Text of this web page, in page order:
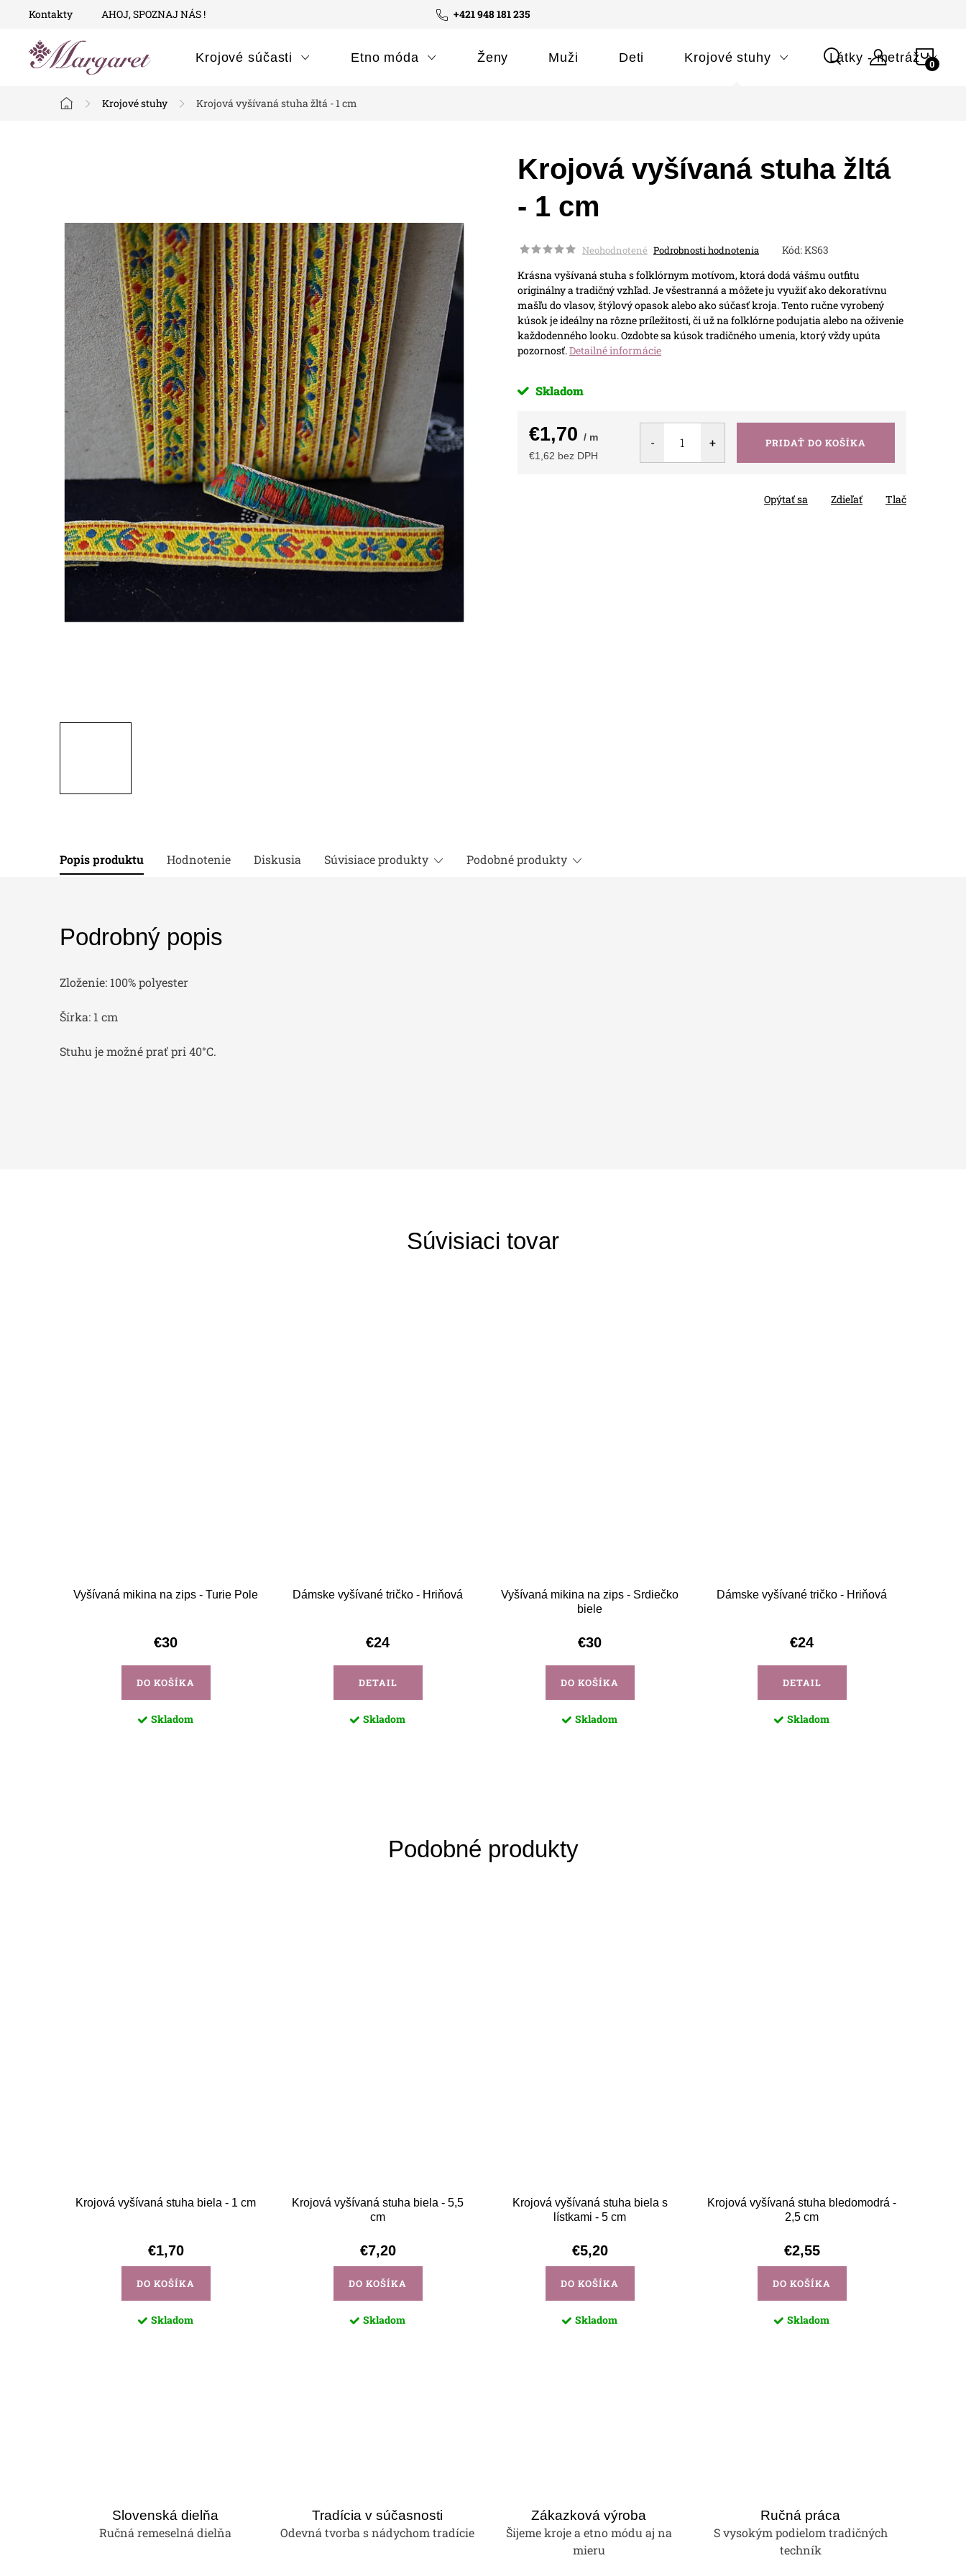
Prejsť
+421 948 181 235
Kontakty AHOJ, SPOZNAJ NÁS !
Krojové súčasti Etno móda Ženy Muži Deti Krojové stuhy Látky - metráž
Domov
Krojové stuhy Krojová vyšívaná stuha žltá - 1 cm
Krojová vyšívaná stuha žltá
- 1 cm
Neohodnotené Podrobnosti hodnotenia Kód:KS63
Krásna vyšívaná stuha s folklórnym motívom, ktorá dodá vášmu outfitu
originálny a tradičný vzhľad. Je všestranná a môžete ju využiť ako dekoratívnu
mašľu do vlasov, štýlový opasok alebo ako súčasť kroja. Tento ručne vyrobený
kúsok je ideálny na rôzne príležitosti, či už na folklórne podujatia alebo na oživenie
každodenného looku. Ozdobte sa kúsok tradičného umenia, ktorý vždy upúta
pozornosť.Detailné informácie
Skladom
€1,70 / m
€1,62 bez DPH
PRIDAŤ DO KOŠÍKA
Tlač
Opýtať sa Zdieľať
Popis produktu Hodnotenie Diskusia Súvisiace produkty Podobné produkty
Podrobný popis
Zloženie: 100% polyester
Šírka: 1 cm
Stuhu je možné prať pri 40°C.
Súvisiaci tovar
Vyšívaná mikina na zips - Turie Pole
€30
DO KOŠÍKA
Skladom
Dámske vyšívané tričko - Hriňová
€24
DETAIL
Skladom
Vyšívaná mikina na zips - Srdiečko
biele
€30
DO KOŠÍKA
Skladom
Dámske vyšívané tričko - Hriňová
€24
DETAIL
Skladom
Krojová vyšívaná stuha biela - 1 cm
€1,70
DO KOŠÍKA
Skladom
Krojová vyšívaná stuha biela - 5,5
cm
€7,20
DO KOŠÍKA
Skladom
Krojová vyšívaná stuha biela s
lístkami - 5 cm
€5,20
DO KOŠÍKA
Skladom
Krojová vyšívaná stuha bledomodrá -
2,5 cm
€2,55
DO KOŠÍKA
Skladom
Slovenská dielňa
Ručná remeselná dielňa
Tradícia v súčasnosti
Odevná tvorba s nádychom tradície
Zákazková výroba
Šijeme kroje a etno módu aj na
mieru
Ručná práca
S vysokým podielom tradičných
techník